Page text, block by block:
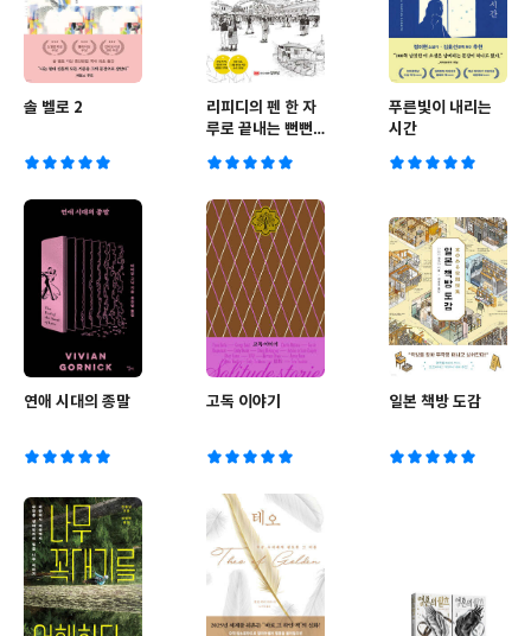
솔 벨로 2
리피디의 펜 한 자
루로 끝내는 뻔뻔
푸른빛이 내리는
시간
연애 시대의 종말 고독 이야기 일본 책방 도감